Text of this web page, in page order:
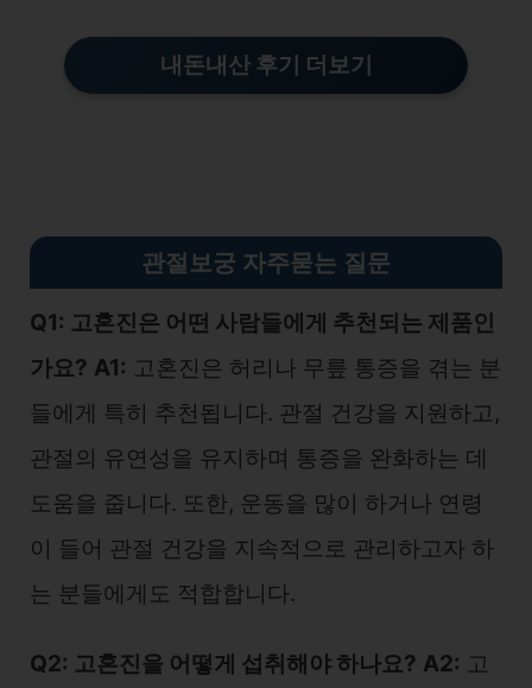
내돈내산 후기 더보기
관절보궁 자주묻는 질문
Q1: 고혼진은 어떤 사람들에게 추천되는 제품인
가요? A1: 고혼진은 허리나 무릎 통증을 겪는 분
들에게 특히 추천됩니다. 관절 건강을 지원하고,
관절의 유연성을 유지하며 통증을 완화하는 데
도움을 줍니다. 또한, 운동을 많이 하거나 연령
이 들어 관절 건강을 지속적으로 관리하고자 하
는 분들에게도 적합합니다.
Q2: 고혼진을 어떻게 섭취해야 하나요? A2: 고